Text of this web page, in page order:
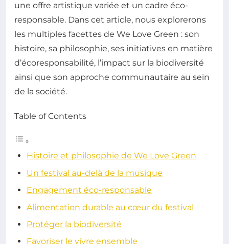
une offre artistique variée et un cadre éco-
responsable. Dans cet article, nous explorerons
les multiples facettes de We Love Green : son
histoire, sa philosophie, ses initiatives en matière
d’écoresponsabilité, l’impact sur la biodiversité
ainsi que son approche communautaire au sein
de la société.
Table of Contents
Histoire et philosophie de We Love Green
Un festival au-delà de la musique
Engagement éco-responsable
Alimentation durable au cœur du festival
Protéger la biodiversité
Favoriser le vivre ensemble